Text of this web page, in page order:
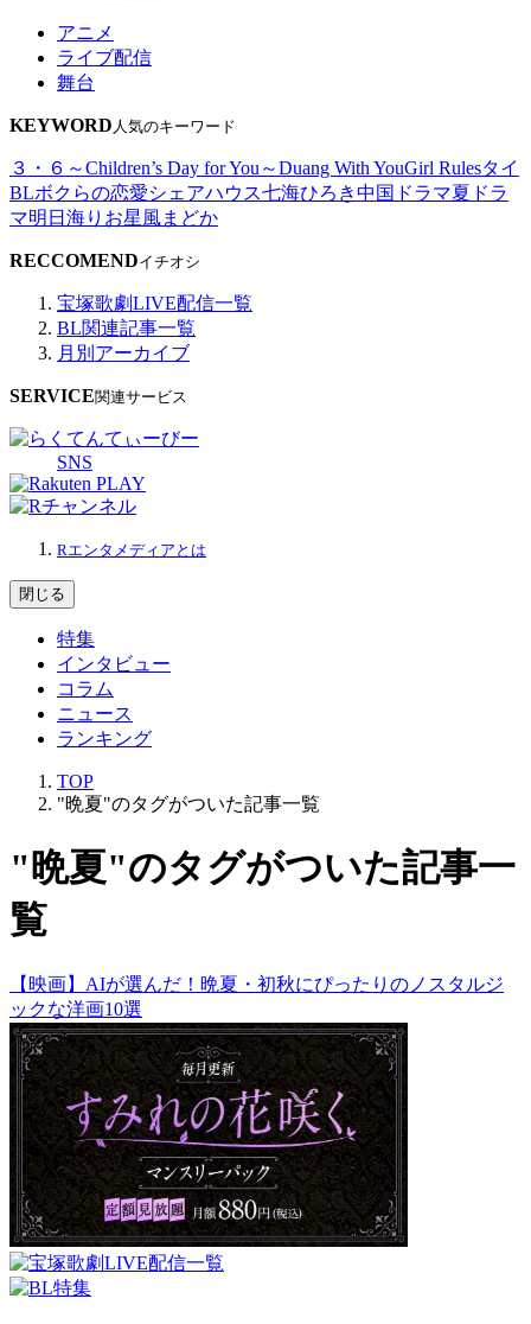
アニメ
ライブ配信
舞台
KEYWORD 人気のキーワード
３・６～Children’s Day for You～Duang With YouGirl Rulesタイ
BLボクらの恋愛シェアハウス七海ひろき中国ドラマ夏ドラ
マ明日海りお星風まどか
RECCOMENDイチオシ
宝塚歌劇LIVE配信一覧
BL関連記事一覧
月別アーカイブ
SERVICE関連サービス
SNS
Rエンタメディアとは
閉じる
特集
インタビュー
コラム
ニュース
ランキング
TOP
"晩夏"のタグがついた記事一覧
"晩夏"のタグがついた記事一
覧
【映画】AIが選んだ！晩夏・初秋にぴったりのノスタルジ
ックな洋画10選